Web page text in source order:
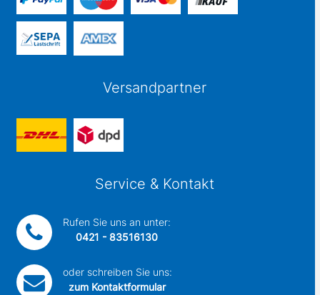
Versandpartner
Service & Kontakt
Rufen Sie uns an unter:
0421 - 83516130
oder schreiben Sie uns:
zum Kontaktformular